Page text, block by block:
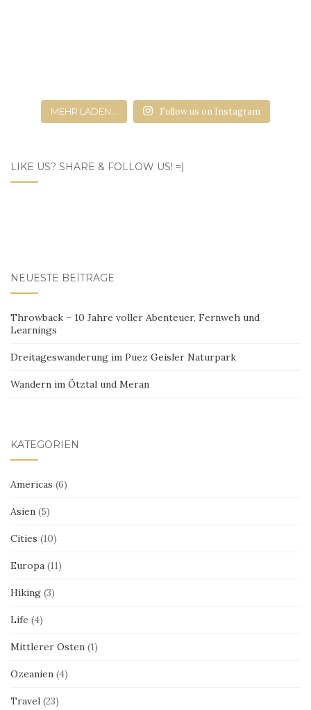
MEHR LADEN... Follow us on Instagram
LIKE US? SHARE & FOLLOW US! =)
NEUESTE BEITRÄGE
Throwback – 10 Jahre voller Abenteuer, Fernweh und
Learnings
Dreitageswanderung im Puez Geisler Naturpark
Wandern im Ötztal und Meran
KATEGORIEN
Americas (6)
Asien (5)
Cities (10)
Europa (11)
Hiking (3)
Life (4)
Mittlerer Osten (1)
Ozeanien (4)
Travel (23)